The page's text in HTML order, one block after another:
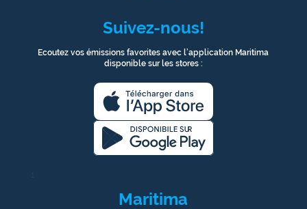
Suivez-nous!
Ecoutez vos émissions favorites avec l’application Maritima
disponible sur les stores :
1
Maritima